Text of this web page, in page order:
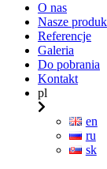
O nas
Nasze
Referencje
Galeria
Do pobrania
Kontakt
pl
en
ru
sk